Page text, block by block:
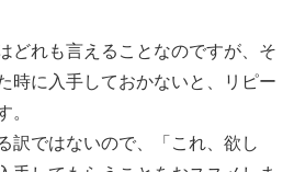
どれも言えることなのですが、そ
時に入手しておかないと、リピー
。
訳ではないので、「これ、欲し